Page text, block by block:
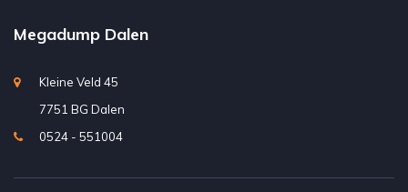
Megadump Dalen
Kleine Veld 45
7751 BG Dalen
0524 - 551004